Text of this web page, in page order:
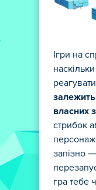
Ігри на
залежить
власних
стрибок
запізно
гра тебе